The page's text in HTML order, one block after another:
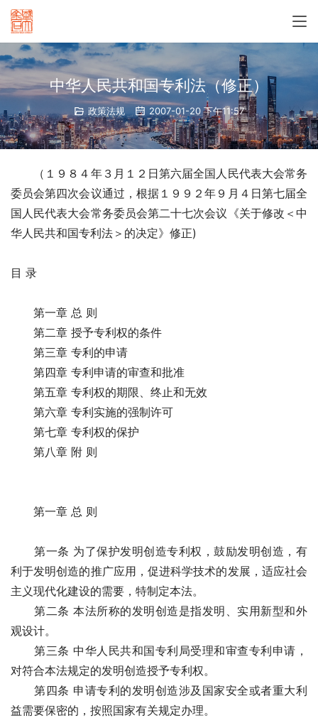
中华人民共和国专利法（修正）
政策法规 2007-01-20 下午11:57
（１９８４年３月１２日第六届全国人民代表大会常务
委员会第四次会议通过，根据１９９２年９月４日第七届全
国人民代表大会常务委员会第二十七次会议《关于修改＜中
华人民共和国专利法＞的决定》修正)
目 录
第一章 总 则
第二章 授予专利权的条件
第三章 专利的申请
第四章 专利申请的审查和批准
第五章 专利权的期限、终止和无效
第六章 专利实施的强制许可
第七章 专利权的保护
第八章 附 则
第一章 总 则
第一条 为了保护发明创造专利权，鼓励发明创造，有
利于发明创造的推广应用，促进科学技术的发展，适应社会
主义现代化建设的需要，特制定本法。
第二条 本法所称的发明创造是指发明、实用新型和外
观设计。
第三条 中华人民共和国专利局受理和审查专利申请，
对符合本法规定的发明创造授予专利权。
第四条 申请专利的发明创造涉及国家安全或者重大利
益需要保密的，按照国家有关规定办理。